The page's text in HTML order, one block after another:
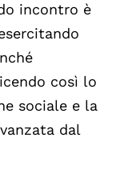
incontro è
così lo
sociale e la
dal